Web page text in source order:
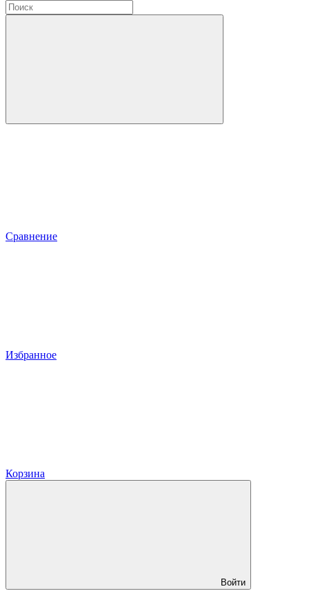
Сравнение
Избранное
Корзина
Войти